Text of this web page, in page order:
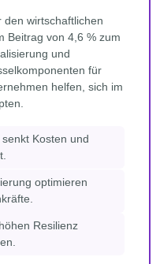
den wirtschaftlichen
Beitrag von 4,6 % zum
und
für
helfen, sich im
Kosten und
optimieren
Resilienz